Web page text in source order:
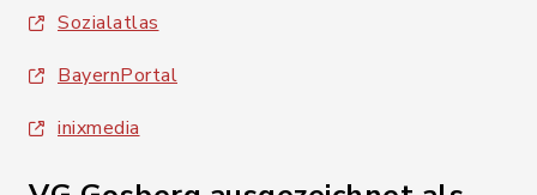
Sozialatlas
BayernPortal
inixmedia